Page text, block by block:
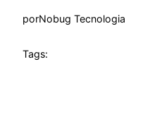
porNobug Tecnologia
Tags: